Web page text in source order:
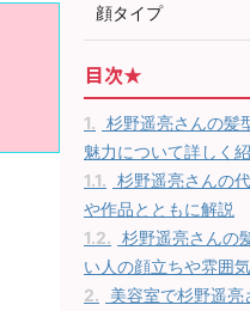
顔タイプ
目次★
1. 杉野遥亮さんの髪
魅力について詳しく
1.1. 杉野遥亮さんの
や作品とともに解説
1.2. 杉野遥亮さんの
い人の顔立ちや雰囲
2.
美容室で杉野遥